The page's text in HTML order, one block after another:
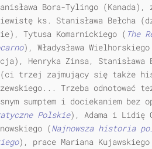
Bora-Tylingo (Kanada),
ks. Stanisława Bełcha
Tytusa Komarnickiego ( The
), Władysława
Henryka Zinsa, Stanisława
(ci trzej zajmujący się także
Trzeba odnotować
sumptem i dociekaniem
Polskie), Adama i Lidię
(Najnowsza historia
), prace Mariana